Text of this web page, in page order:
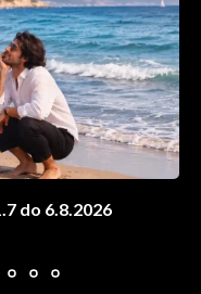
do 6.8.2026